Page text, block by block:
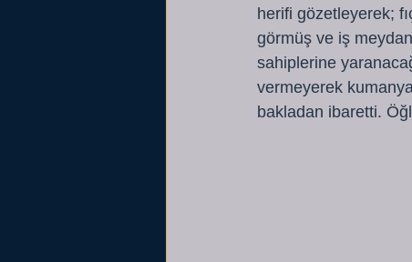
herifi gözetleyerek;
görmüş ve iş
sahiplerine
vermeyerek
bakladan ibaretti.